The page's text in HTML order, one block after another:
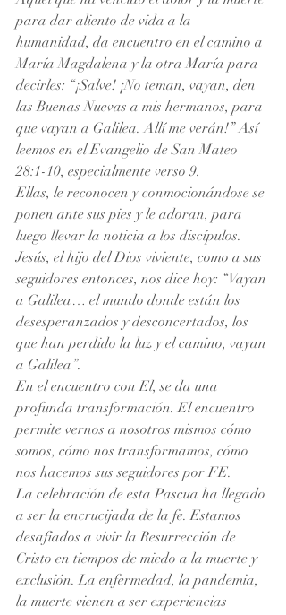
para dar aliento de vida a la
humanidad, da encuentro en el camino a
María Magdalena y la otra María para
decirles: “¡Salve! ¡No teman, vayan, den
las Buenas Nuevas a mis hermanos, para
que vayan a Galilea. Allí me verán!” Así
leemos en el Evangelio de San Mateo
28:1-10, especialmente verso 9.
Ellas, le reconocen y conmocionándose se
ponen ante sus pies y le adoran, para
luego llevar la noticia a los discípulos.
Jesús, el hijo del Dios viviente, como a sus
seguidores entonces, nos dice hoy: “Vayan
a Galilea… el mundo donde están los
desesperanzados y desconcertados, los
que han perdido la luz y el camino, vayan
a Galilea”.
En el encuentro con El, se da una
profunda transformación. El encuentro
permite vernos a nosotros mismos cómo
somos, cómo nos transformamos, cómo
nos hacemos sus seguidores por FE.
La celebración de esta Pascua ha llegado
a ser la encrucijada de la fe. Estamos
desafiados a vivir la Resurrección de
Cristo en tiempos de miedo a la muerte y
exclusión. La enfermedad, la pandemia,
la muerte vienen a ser experiencias